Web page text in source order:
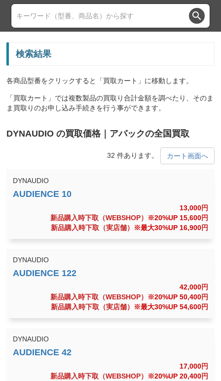
search
検索結果
各商品型番をクリックすると「買取カート」に移動します。
「買取カート」では複数製品の買取り合計金額を調べたり、そのま
ま買取りのお申し込み手続きを行う事ができます。
DYNAUDIO の買取価格｜アバックの全国買取
32 件あります。 カート画面へ
DYNAUDIO
13,000円
新品購入時下取（WEBSHOP）
※20%UP 15,600円
新品購入時下取（実店舗）
※最大30%UP 16,900円
DYNAUDIO
42,000円
新品購入時下取（WEBSHOP）
※20%UP 50,400円
新品購入時下取（実店舗）
※最大30%UP 54,600円
DYNAUDIO
17,000円
新品購入時下取（WEBSHOP）
※20%UP 20,400円